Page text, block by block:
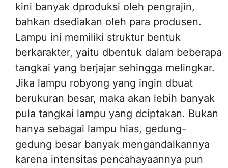
kini banyak dproduksi oleh pengrajin,
bahkan dsediakan oleh para produsen.
Lampu ini memiliki struktur bentuk
berkarakter, yaitu dbentuk dalam beberapa
tangkai yang berjajar sehingga melingkar.
Jika lampu robyong yang ingin dbuat
berukuran besar, maka akan lebih banyak
pula tangkai lampu yang dciptakan. Bukan
hanya sebagai lampu hias, gedung-
gedung besar banyak mengandalkannya
karena intensitas pencahayaannya pun